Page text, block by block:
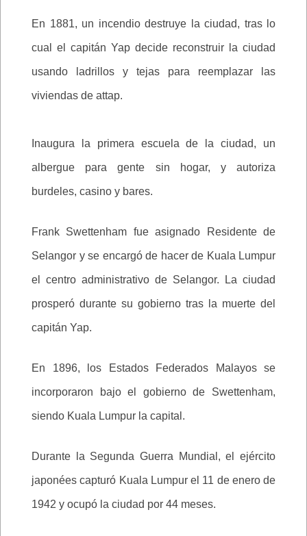
En 1881, un incendio destruye la ciudad, tras lo
cual el capitán Yap decide reconstruir la ciudad
usando ladrillos y tejas para reemplazar las
viviendas de attap.
Inaugura la primera escuela de la ciudad, un
albergue para gente sin hogar, y autoriza
burdeles, casino y bares.
Frank Swettenham fue asignado Residente de
Selangor y se encargó de hacer de Kuala Lumpur
el centro administrativo de Selangor. La ciudad
prosperó durante su gobierno tras la muerte del
capitán Yap.
En 1896, los Estados Federados Malayos se
incorporaron bajo el gobierno de Swettenham,
siendo Kuala Lumpur la capital.
Durante la Segunda Guerra Mundial, el ejército
japonées capturó Kuala Lumpur el 11 de enero de
1942 y ocupó la ciudad por 44 meses.